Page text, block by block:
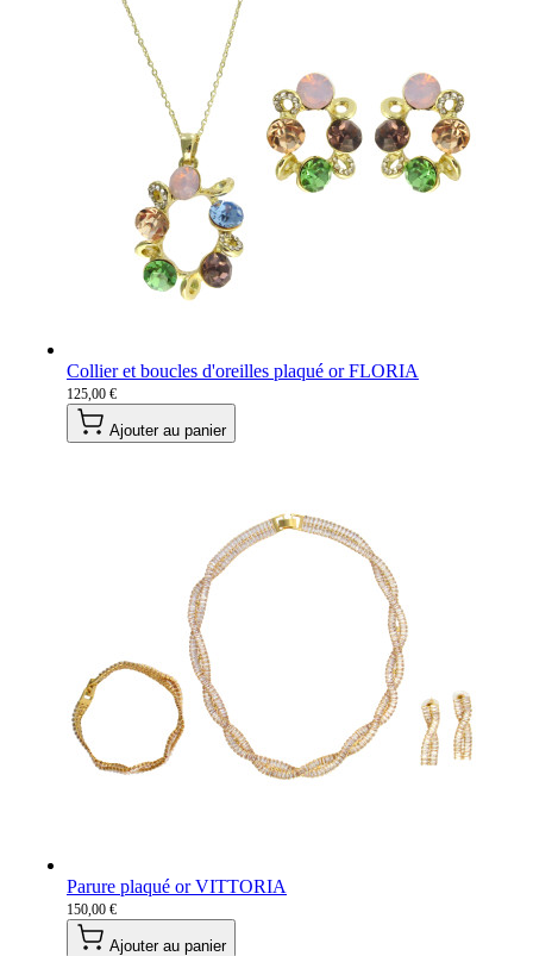
Collier et boucles d'oreilles plaqué or FLORIA
125,00 €
Ajouter au panier
Parure plaqué or VITTORIA
150,00 €
Ajouter au panier